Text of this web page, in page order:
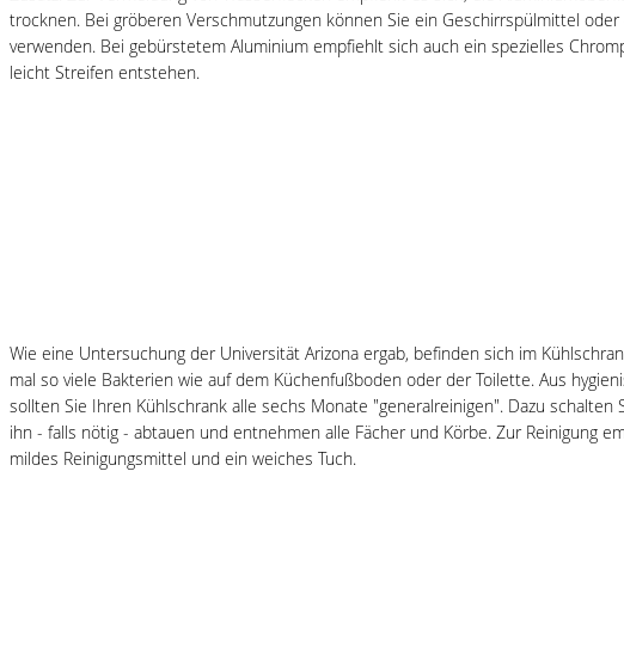
Raumlösungen
Siemens
systemceram
trocknen. Bei gröberen Verschmutzungen können Sie ein Geschirrspülmittel oder
verwenden. Bei gebürstetem Aluminium empfiehlt sich auch ein spezielles
leicht Streifen entstehen.
Wie eine Untersuchung der Universität Arizona ergab, befinden sich im
mal so viele Bakterien wie auf dem Küchenfußboden oder der Toilette. Aus
sollten Sie Ihren Kühlschrank alle sechs Monate "generalreinigen". Dazu schalten
ihn - falls nötig - abtauen und entnehmen alle Fächer und Körbe. Zur Reinigung
mildes Reinigungsmittel und ein weiches Tuch.